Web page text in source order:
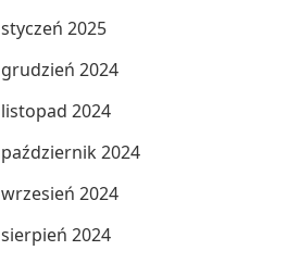
styczeń 2025
grudzień 2024
listopad 2024
październik 2024
wrzesień 2024
sierpień 2024